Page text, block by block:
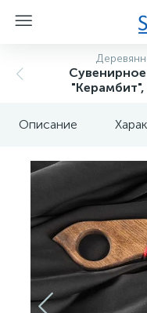
Описание